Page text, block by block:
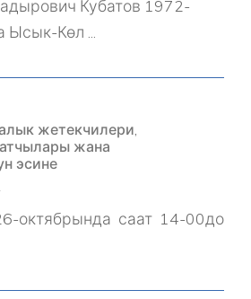
Кубатов 1972-
Көл ...
жетекчилери,
жана
эсине
октябрында саат 14-00до